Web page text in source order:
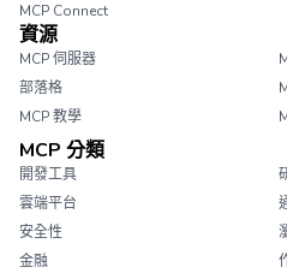
MCP Connect
資源
MCP 伺服器
部落格
MCP 教學
MCP 分類
開發工具
雲端平台
安全性
金融